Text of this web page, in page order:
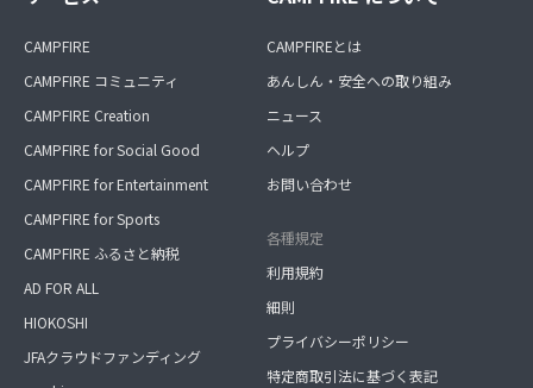
CAMPFIRE
CAMPFIRE コミュニティ
CAMPFIRE Creation
CAMPFIRE for Social Good
CAMPFIRE for Entertainment
CAMPFIRE for Sports
CAMPFIRE ふるさと納税
AD FOR ALL
HIOKOSHI
JFAクラウドファンディング
CAMPFIREとは
あんしん・安全への取り組み
ニュース
ヘルプ
お問い合わせ
各種規定
利用規約
細則
プライバシーポリシー
特定商取引法に基づく表記